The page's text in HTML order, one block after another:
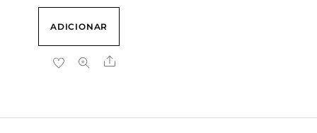
ADICIONAR
Share